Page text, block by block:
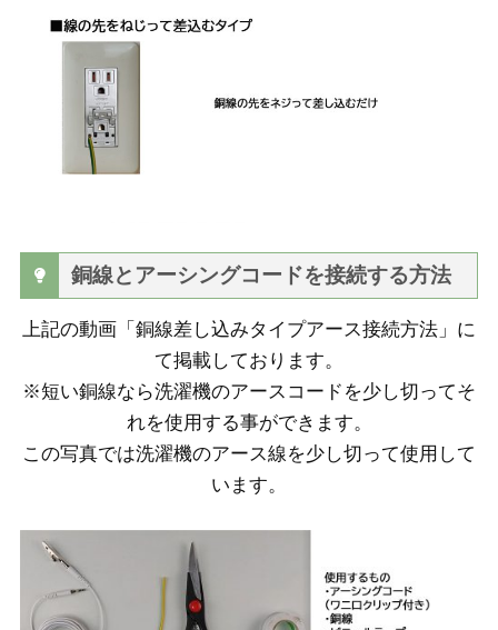
銅線とアーシングコードを接続する方法
上記の動画「銅線差し込みタイプアース接続方法」に
て掲載しております。
※短い銅線なら洗濯機のアースコードを少し切ってそ
れを使用する事ができます。
この写真では洗濯機のアース線を少し切って使用して
います。